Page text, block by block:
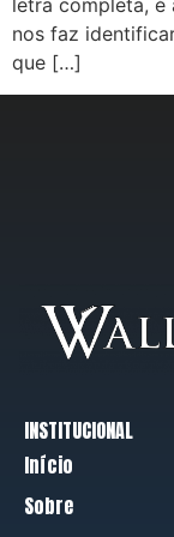
letra completa,
nos faz
que […]
INSTITUCIONAL
Início
Sobre